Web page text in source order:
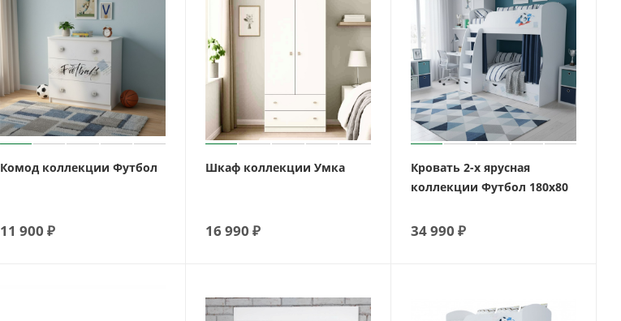
Комод коллекции Футбол
11 900 ₽
Шкаф коллекции Умка
16 990 ₽
Кровать 2-х ярусная
коллекции Футбол 180х80
34 990 ₽